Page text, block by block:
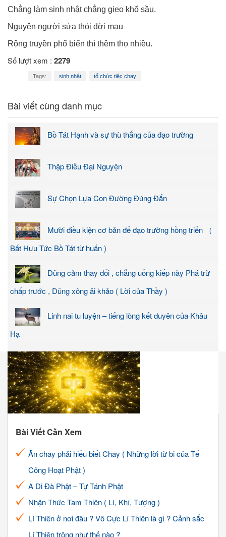
Chẳng làm sinh nhật chẳng gieo khổ sầu.
Nguyện người sửa thói đời mau
Rộng truyền phổ biến thì thêm thọ nhiều.
Số lượt xem : 2279
Tags: sinh nhật tổ chức tiệc chay
Bài viết cùng danh mục
Bồ Tát Hạnh và sự thù thắng của đạo trường
Thập Điều Đại Nguyện
Sự Chọn Lựa Con Đường Đúng Đắn
Mười điều kiện cơ bản để đạo trường hồng triển （
Bất Hưu Tức Bồ Tát từ huấn )
Dũng cảm thay đổi , chẳng uổng kiếp này Phá trừ
chấp trước , Dũng xông ải khảo ( Lời của Thầy )
Linh nai tu luyện – tiếng lòng kết duyên của Khâu
Hạ
Bài Viết Cần Xem
Ăn chay phải hiểu biết Chay ( Những lời từ bi của Tế
Công Hoạt Phật )
A Di Đà Phật – Tự Tánh Phật
Nhận Thức Tam Thiên ( Lí, Khí, Tượng )
Lí Thiên ở nơi đâu ? Vô Cực Lí Thiên là gì ? Cảnh sắc
Lí Thiên trông như thế nào ?